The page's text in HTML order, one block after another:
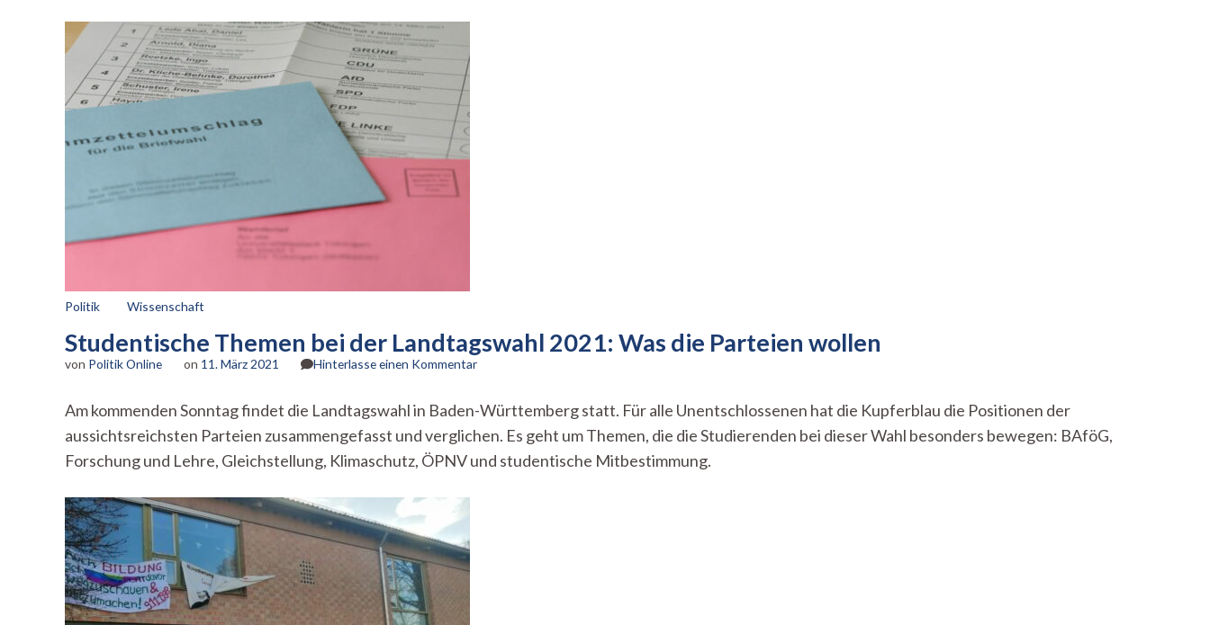
darf
Politik Wissenschaft
Studentische Themen bei der Landtagswahl 2021: Was die Parteien wollen
von Politik Online on 11. März 2021 Hinterlasse einen Kommentarzu
bei
der
Landtagswahl
2021:
Am kommenden Sonntag findet die Landtagswahl in Baden-Württemberg statt. Für alle Unentschlossenen hat die Kupferblau die Positionen der
aussichtsreichsten Parteien zusammengefasst und verglichen. Es geht um Themen, die die Studierenden bei dieser Wahl besonders bewegen: BAföG,
Forschung und Lehre, Gleichstellung, Klimaschutz, ÖPNV und studentische Mitbestimmung.